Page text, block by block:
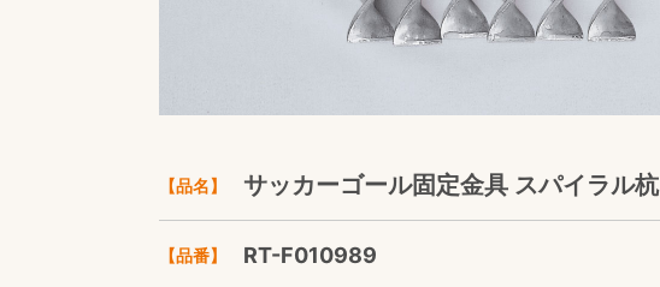
【品名】 サッカーゴール固定金具 スパイラル杭
【品番】 RT-F010989